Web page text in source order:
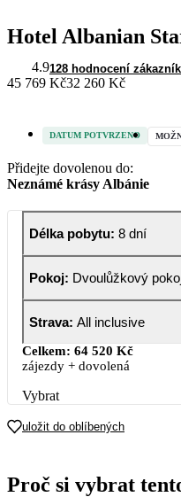
Hotel Albanian
4.9128 hodnocení
45 769 Kč32 260 Kč
DATUM POTVRZENO
Přidejte dovolenou do:
Neznámé krásy Albánie
Délka pobytu: 8 dní
Pokoj: Dvoulůžkový
Strava: All inclusive
Celkem: 64 520 Kč
zájezdy + dovolená
Vybrat
uložit do oblíbených
Proč si vybrat